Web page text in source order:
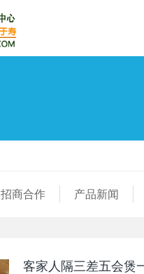
招商合作 产品新闻
客家人隔三差五会煲